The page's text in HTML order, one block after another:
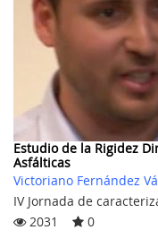
Estudio de la Rigidez
Asfálticas
Victoriano Fernández
IV Jornada de
2031
0